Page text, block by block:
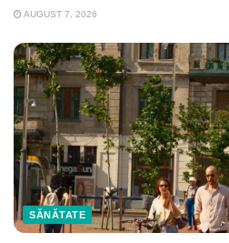
AUGUST 7, 2026
SĂNĂTATE